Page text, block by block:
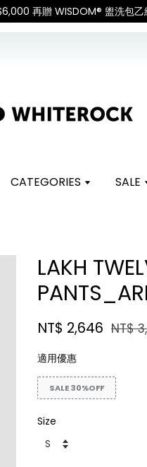
is responsible for all
CATEGORIES SALE
LAKH
NT$ 2,646 NT$
適用優惠
SALE 30%OFF
Size